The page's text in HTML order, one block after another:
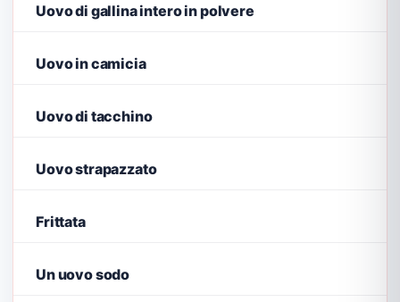
Uovo di gallina intero in polvere
Uovo in camicia
Uovo di tacchino
Uovo strapazzato
Frittata
Un uovo sodo